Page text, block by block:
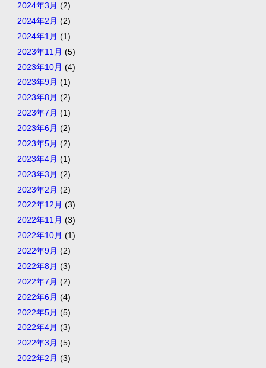
2024年3月 (2)
2024年2月 (2)
2024年1月 (1)
2023年11月 (5)
2023年10月 (4)
2023年9月 (1)
2023年8月 (2)
2023年7月 (1)
2023年6月 (2)
2023年5月 (2)
2023年4月 (1)
2023年3月 (2)
2023年2月 (2)
2022年12月 (3)
2022年11月 (3)
2022年10月 (1)
2022年9月 (2)
2022年8月 (3)
2022年7月 (2)
2022年6月 (4)
2022年5月 (5)
2022年4月 (3)
2022年3月 (5)
2022年2月 (3)